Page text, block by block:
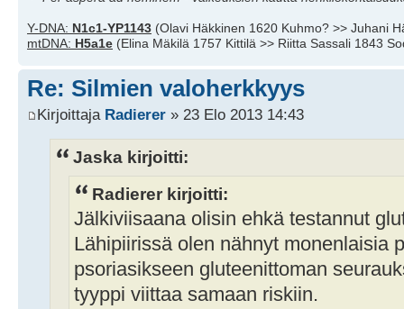
Y-DNA: N1c1-YP1143 (Olavi Häkkinen 1620 Kuhmo? >> Juhani
mtDNA: H5a1e (Elina Mäkilä 1757 Kittilä >> Riitta Sassali 1843
Re: Silmien valoherkkyys
Kirjoittaja Radierer » 23 Elo 2013 14:43
Jaska kirjoitti:
Radierer kirjoitti:
Jälkiviisaana olisin ehkä testannut
Lähipiirissä olen nähnyt monenlaisia
psoriasikseen gluteenittoman
tyyppi viittaa samaan riskiin.